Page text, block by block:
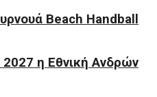
Beach Handball
η Εθνική Ανδρών